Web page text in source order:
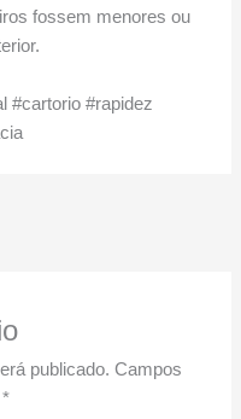
fossem menores ou
#cartorio #rapidez
publicado. Campos
*